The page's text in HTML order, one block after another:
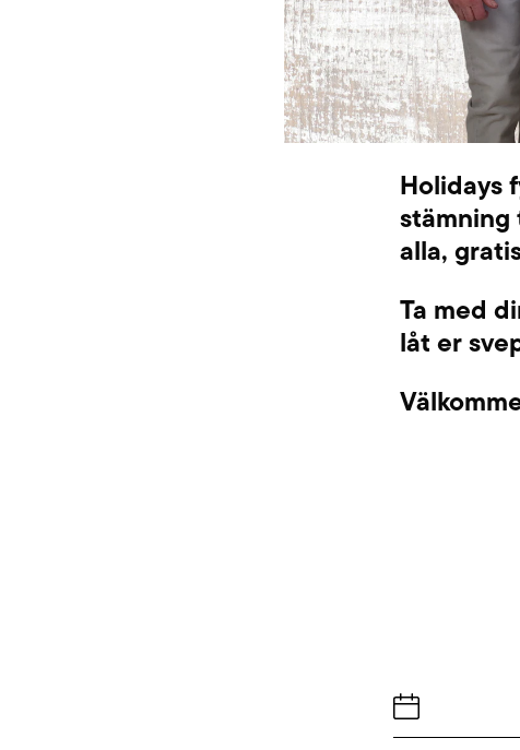
Holidays
stämning
alla,
Ta med
låt er